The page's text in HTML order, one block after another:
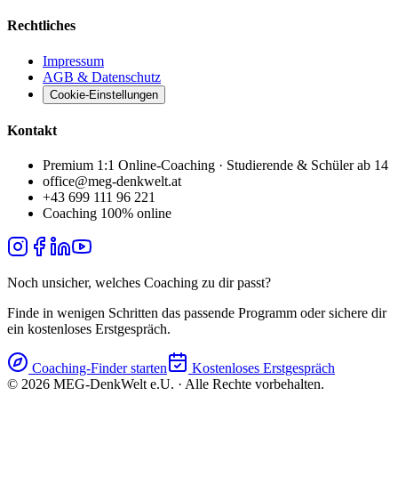
Rechtliches
Impressum
AGB & Datenschutz
Cookie-Einstellungen
Kontakt
Premium 1:1 Online-Coaching · Studierende & Schüler ab 14
office@meg-denkwelt.at
+43 699 111 96 221
Coaching 100% online
Noch unsicher, welches Coaching zu dir passt?
Finde in wenigen Schritten das passende Programm oder sichere dir
ein kostenloses Erstgespräch.
Coaching-Finder starten
Kostenloses Erstgespräch
© 2026 MEG-DenkWelt e.U. · Alle Rechte vorbehalten.